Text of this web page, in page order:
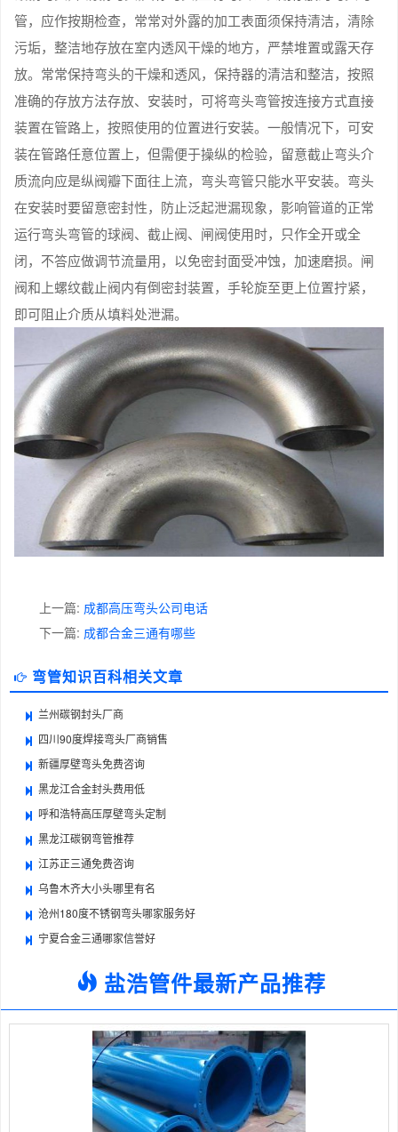
管，应作按期检查，常常对外露的加工表面须保持清洁，清除
污垢，整洁地存放在室内透风干燥的地方，严禁堆置或露天存
放。常常保持弯头的干燥和透风，保持器的清洁和整洁，按照
准确的存放方法存放、安装时，可将弯头弯管按连接方式直接
装置在管路上，按照使用的位置进行安装。一般情况下，可安
装在管路任意位置上，但需便于操纵的检验，留意截止弯头介
质流向应是纵阀瓣下面往上流，弯头弯管只能水平安装。弯头
在安装时要留意密封性，防止泛起泄漏现象，影响管道的正常
运行弯头弯管的球阀、截止阀、闸阀使用时，只作全开或全
闭，不答应做调节流量用，以免密封面受冲蚀，加速磨损。闸
阀和上螺纹截止阀内有倒密封装置，手轮旋至更上位置拧紧，
即可阻止介质从填料处泄漏。
上一篇: 成都高压弯头公司电话
下一篇: 成都合金三通有哪些
弯管知识百科相关文章
兰州碳钢封头厂商
四川90度焊接弯头厂商销售
新疆厚壁弯头免费咨询
黑龙江合金封头费用低
呼和浩特高压厚壁弯头定制
黑龙江碳钢弯管推荐
江苏正三通免费咨询
乌鲁木齐大小头哪里有名
沧州180度不锈钢弯头哪家服务好
宁夏合金三通哪家信誉好
盐浩管件最新产品推荐